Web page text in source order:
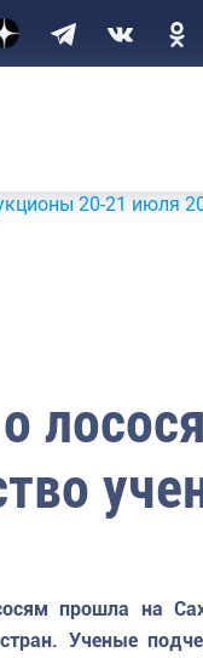
20-21 июля 2026 г.
прошла на
Ученые